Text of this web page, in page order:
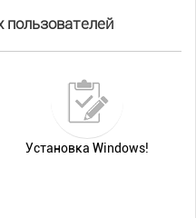
пользователей
Установка Windows!